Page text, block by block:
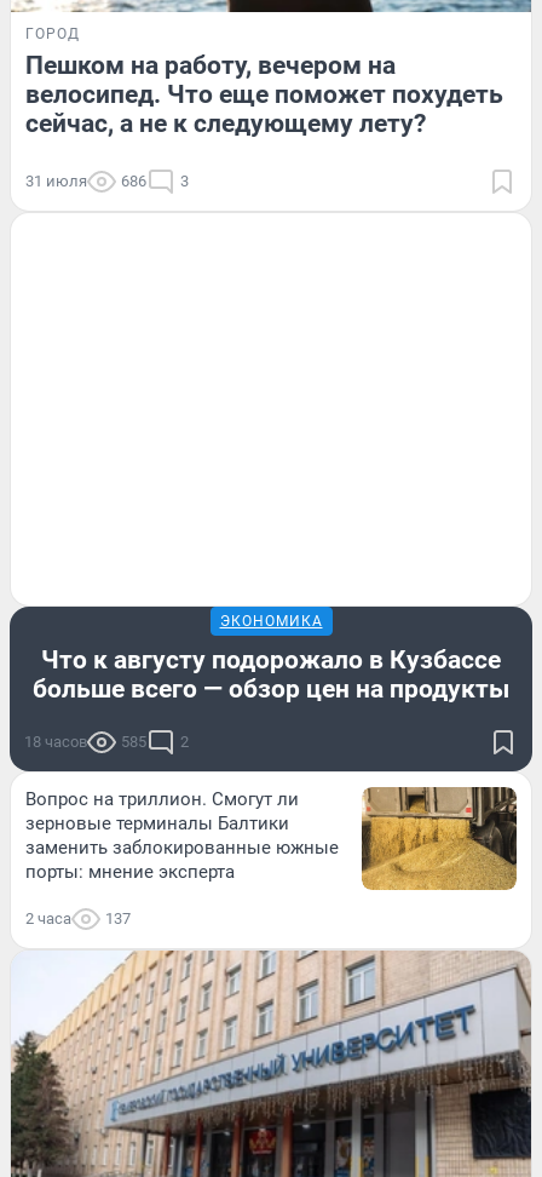
ГОРОД
Пешком на работу, вечером на
велосипед. Что еще поможет похудеть
сейчас, а не к следующему лету?
31 июля 686 3
ЭКОНОМИКА
Что к августу подорожало в Кузбассе
больше всего — обзор цен на продукты
18 часов 585 2
Вопрос на триллион. Смогут ли
зерновые терминалы Балтики
заменить заблокированные южные
порты: мнение эксперта
2 часа 137